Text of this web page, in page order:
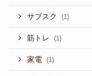
サブスク (1)
筋トレ (1)
家電 (1)